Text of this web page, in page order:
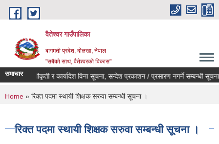
Skip to main content
वैतेश्वर गाउँपालिका
बागमती प्रदेश, दाेलखा, नेपाल
"सबैको साथ, वैतेश्वरको विकास"
समाचार
पूर्व स्वीकृती र कार्यादेश विना सूचना, सन्देश प्रकाशन / प्रसारण नगर्ने सम्बन्धी सूचना ।
You are here
Home » रिक्त पदमा स्थायी शिक्षक सरुवा सम्बन्धी सूचना ।
रिक्त पदमा स्थायी शिक्षक सरुवा सम्बन्धी सूचना ।